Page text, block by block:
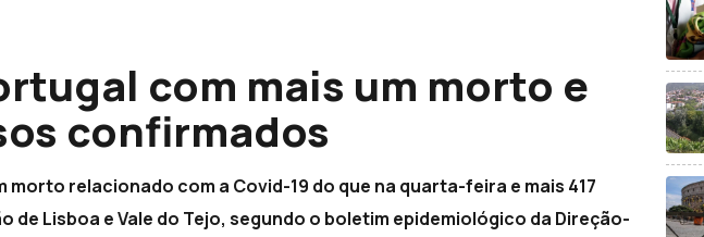
com mais um morto e
confirmados
morto relacionado com a Covid-19 do que na quarta-feira e mais 417
de Lisboa e Vale do Tejo, segundo o boletim epidemiológico da Direção-